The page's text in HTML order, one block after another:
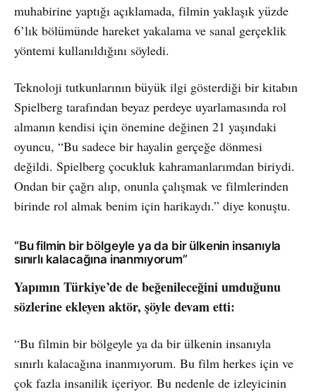
muhabirine yaptığı açıklamada, filmin yaklaşık yüzde
6’lık bölümünde hareket yakalama ve sanal gerçeklik
yöntemi kullanıldığını söyledi.
Teknoloji tutkunlarının büyük ilgi gösterdiği bir kitabın
Spielberg tarafından beyaz perdeye uyarlamasında rol
almanın kendisi için önemine değinen 21 yaşındaki
oyuncu, “Bu sadece bir hayalin gerçeğe dönmesi
değildi. Spielberg çocukluk kahramanlarımdan biriydi.
Ondan bir çağrı alıp, onunla çalışmak ve filmlerinden
birinde rol almak benim için harikaydı.” diye konuştu.
“Bu filmin bir bölgeyle ya da bir ülkenin insanıyla
sınırlı kalacağına inanmıyorum”
Yapımın Türkiye’de de beğenileceğini umduğunu
sözlerine ekleyen aktör, şöyle devam etti:
“Bu filmin bir bölgeyle ya da bir ülkenin insanıyla
sınırlı kalacağına inanmıyorum. Bu film herkes için ve
çok fazla insanilik içeriyor. Bu nedenle de izleyicinin